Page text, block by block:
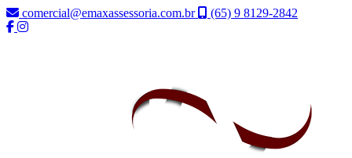
comercial@emaxassessoria.com.br (65) 9 8129-2842